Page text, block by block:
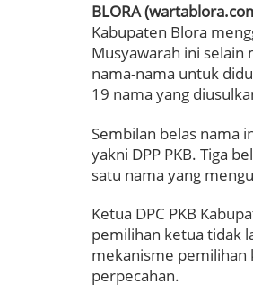
BLORA
Kabupaten Blora
Musyawarah ini
nama-nama untuk
19 nama yang
Sembilan belas nama
yakni DPP PKB. Tiga
satu nama yang
Ketua DPC PKB
pemilihan ketua tidak
mekanisme pemilihan
perpecahan.